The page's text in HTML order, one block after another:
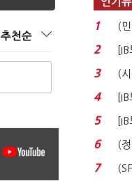
추천순
1
(
격
2
3 (
4
실
5
6
(
청
7